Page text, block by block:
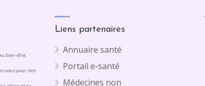
bien-être,
vous pour des
Liens partenaires
Annuaire santé
Portail e-santé
Médecines non